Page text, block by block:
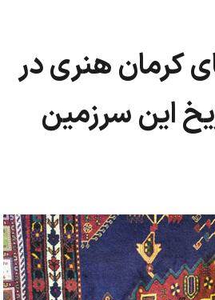
کرمان هنری در
این سرزمین